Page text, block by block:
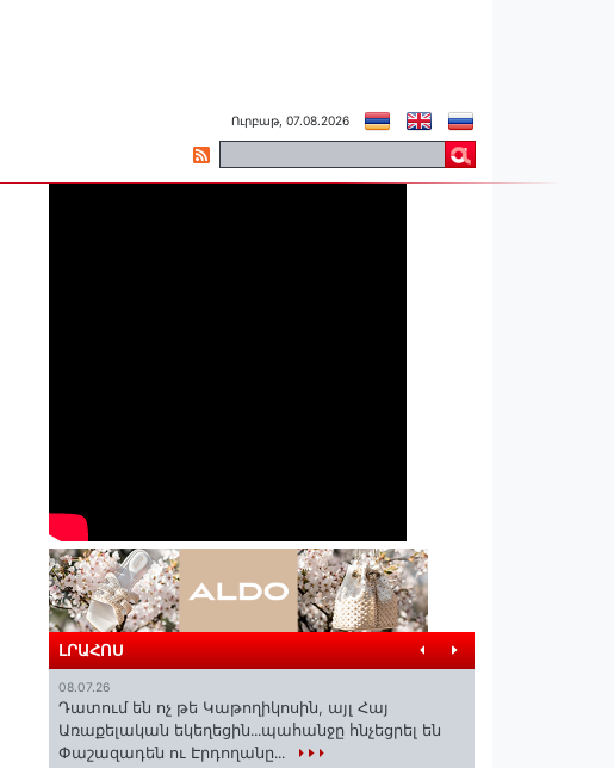
Ուրբաթ, 07.08.2026
ԼՐԱՀՈՍ
08.07.26
Դատում են ոչ թե Կաթողիկոսին, այլ Հայ
Առաքելական եկեղեցին․․․պահանջը հնչեցրել են
Փաշազադեն ու Էրդողանը․․․